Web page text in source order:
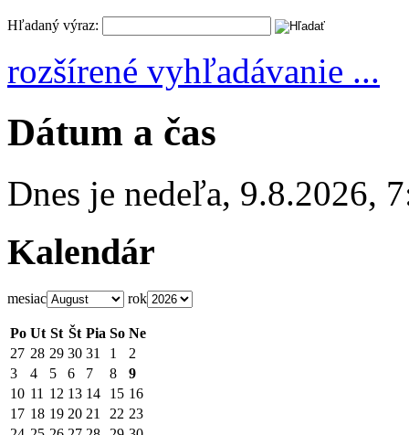
Hľadaný výraz:
rozšírené vyhľadávanie ...
Dátum a čas
Dnes je nedeľa, 9.8.2026,
Kalendár
mesiac rok
Po Ut St Št Pia So Ne
27 28 29 30 31 1
2
3
4 5 6 7 8
9
10 11 12 13 14 15 16
17 18 19 20 21 22 23